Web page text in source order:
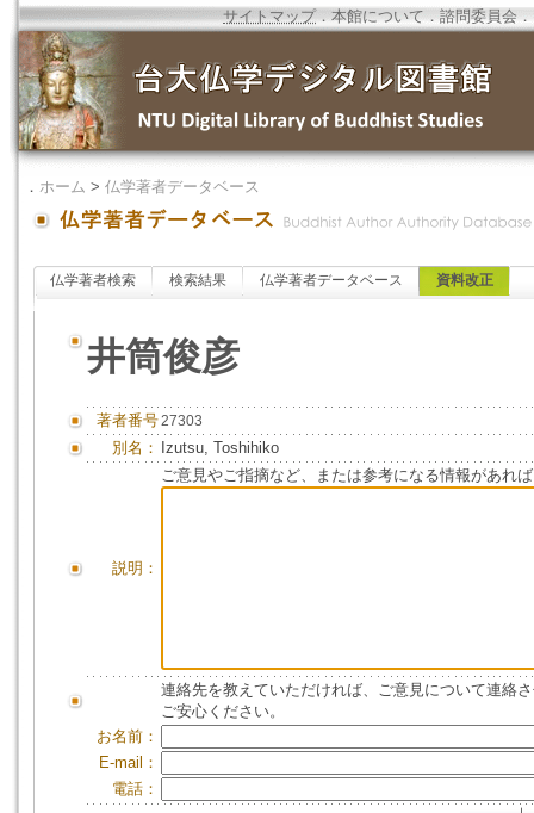
サイトマップ．本館について ．諮問委員会 ．
． ホーム > 仏学著者データベース
仏学著者検索 検索結果 仏学著者データベース 資料改正
井筒俊彦
著者番号27303
別名： Izutsu, Toshihiko
説明：
ご意見やご指摘など、または参考になる情報があれ
連絡先を教えていただければ、ご意見について連絡
ご安心ください。
お名前：
E-mail：
電話：